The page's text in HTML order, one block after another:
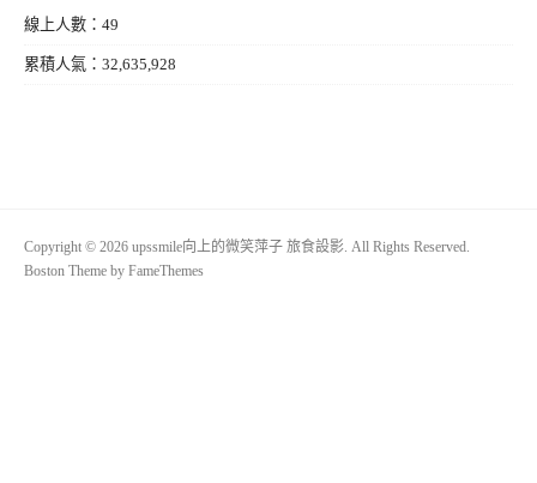
線上人數：49
累積人氣：32,635,928
Copyright © 2026 upssmile向上的微笑萍子 旅食設影. All Rights Reserved.
Boston Theme by FameThemes